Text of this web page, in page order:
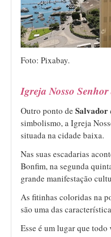
Foto: Pixabay.
Igreja Nosso
Outro ponto deSalvador
simbolismo, a Igreja
situada na cidade baixa.
Nas suas escadarias
Bonfim, na segunda
grande manifestação
As fitinhas coloridas na
são uma das
Esse é um lugar que